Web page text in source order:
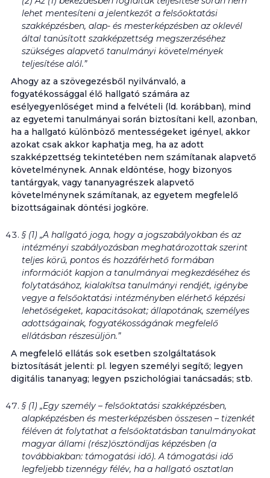
lehet mentesíteni a jelentkezőt a felsőoktatási
szakképzésben, alap- és mesterképzésben az oklevél
által tanúsított szakképzettség megszerzéséhez
szükséges alapvető tanulmányi követelmények
teljesítése alól.”
Ahogy az a szövegezésből nyilvánvaló, a
fogyatékossággal élő hallgató számára az
esélyegyenlőséget mind a felvételi (ld. korábban), mind
az egyetemi tanulmányai során biztosítani kell, azonban,
ha a hallgató különböző mentességeket igényel, akkor
azokat csak akkor kaphatja meg, ha az adott
szakképzettség tekintetében nem számítanak alapvető
követelménynek. Annak eldöntése, hogy bizonyos
tantárgyak, vagy tananyagrészek alapvető
követelménynek számítanak, az egyetem megfelelő
bizottságainak döntési jogköre.
§ (1) „A hallgató joga, hogy a jogszabályokban és az
intézményi szabályozásban meghatározottak szerint
teljes körű, pontos és hozzáférhető formában
információt kapjon a tanulmányai megkezdéséhez és
folytatásához, kialakítsa tanulmányi rendjét, igénybe
vegye a felsőoktatási intézményben elérhető képzési
lehetőségeket, kapacitásokat; állapotának, személyes
adottságainak, fogyatékosságának megfelelő
ellátásban részesüljön.”
A megfelelő ellátás sok esetben szolgáltatások
biztosítását jelenti: pl. legyen személyi segítő; legyen
digitális tananyag; legyen pszichológiai tanácsadás; stb.
§ (1) „Egy személy – felsőoktatási szakképzésben,
alapképzésben és mesterképzésben összesen – tizenkét
féléven át folytathat a felsőoktatásban tanulmányokat
magyar állami (rész)ösztöndíjas képzésben (a
továbbiakban: támogatási idő). A támogatási idő
legfeljebb tizennégy félév, ha a hallgató osztatlan